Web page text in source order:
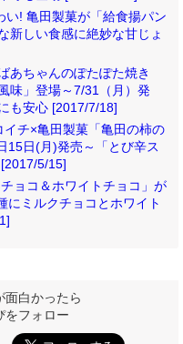
い! 亀田製菓が「給食揚パン
新しい食感に絶妙な甘じょ
ちゃんのぽたぽた焼き
味」登場～7/31（月）発
も安心 [2017/7/18]
チ×亀田製菓「亀田の柿の
15日(月)発売～「とび辛ス
5/15]
ョコ＆ホワイトチョコ」が
にミルクチョコとホワイト
面白かったら
をフォロー